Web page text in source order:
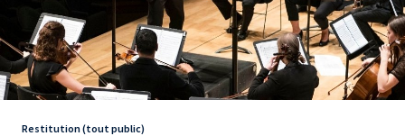
Restitution (tout public)